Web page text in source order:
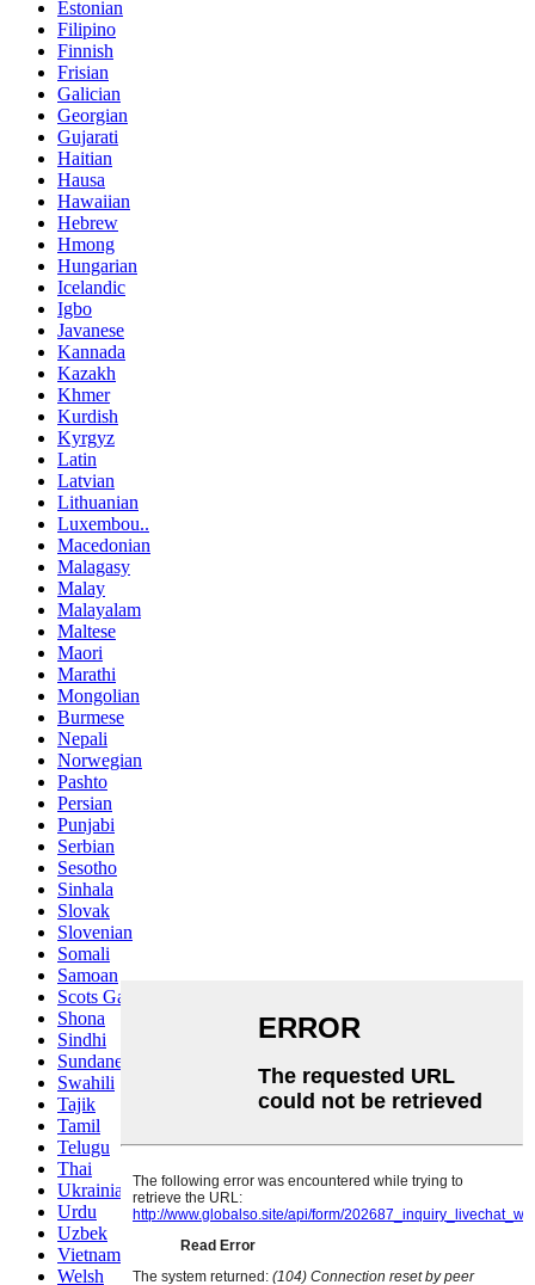
Estonian
Filipino
Finnish
Frisian
Galician
Georgian
Gujarati
Haitian
Hausa
Hawaiian
Hebrew
Hmong
Hungarian
Icelandic
Igbo
Javanese
Kannada
Kazakh
Khmer
Kurdish
Kyrgyz
Latin
Latvian
Lithuanian
Luxembou..
Macedonian
Malagasy
Malay
Malayalam
Maltese
Maori
Marathi
Mongolian
Burmese
Nepali
Norwegian
Pashto
Persian
Punjabi
Serbian
Sesotho
Sinhala
Slovak
Slovenian
Somali
Samoan
Scots Gaelic
Shona
Sindhi
Sundanese
Swahili
Tajik
Tamil
Telugu
Thai
Ukrainian
Urdu
Uzbek
Vietnamese
Welsh